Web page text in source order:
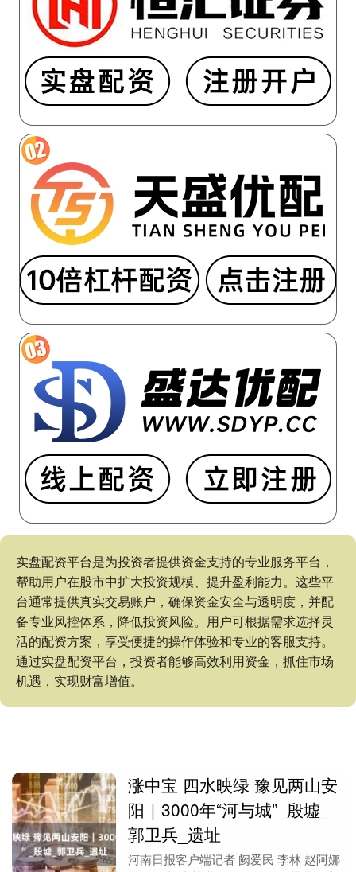
实盘配资平台是为投资者提供资金支持的专业服务平台，
帮助用户在股市中扩大投资规模、提升盈利能力。这些平
台通常提供真实交易账户，确保资金安全与透明度，并配
备专业风控体系，降低投资风险。用户可根据需求选择灵
活的配资方案，享受便捷的操作体验和专业的客服支持。
通过实盘配资平台，投资者能够高效利用资金，抓住市场
机遇，实现财富增值。
涨中宝 四水映绿 豫见两山安
阳｜3000年“河与城”_殷墟_
郭卫兵_遗址
河南日报客户端记者 阙爱民 李林 赵阿娜